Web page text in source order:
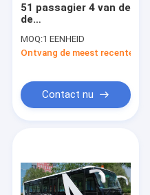
Ongeveer ons
51 passagier 4 van de
de
van de
Slagdieselmotor Bus
MOQ:1 EENHEID
Ontvang de meest recente Prijs
Contact nu